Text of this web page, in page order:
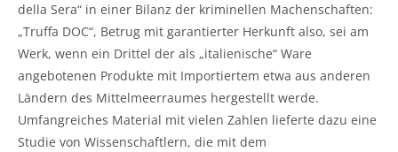
della Sera“ in einer Bilanz der kriminellen Machenschaften:
„Truffa DOC“, Betrug mit garantierter Herkunft also, sei am
Werk, wenn ein Drittel der als „italienische“ Ware
angebotenen Produkte mit Importiertem etwa aus anderen
Ländern des Mittelmeerraumes hergestellt werde.
Umfangreiches Material mit vielen Zahlen lieferte dazu eine
Studie von Wissenschaftlern, die mit dem